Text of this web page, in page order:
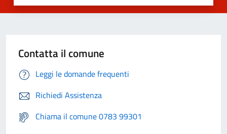
Contatta il comune
Leggi le domande frequenti
Richiedi Assistenza
Chiama il comune 0783 99301